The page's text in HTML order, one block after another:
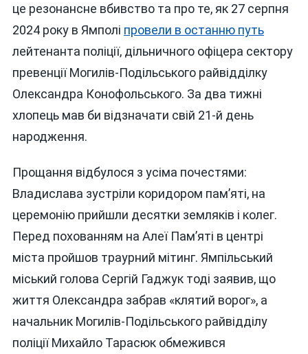
це резонансне вбивство та про те, як 27 серпня
2024 року в Ямполі провели в останню путь
лейтенанта поліції, дільничного офіцера сектору
превенції Могилів-Подільського райвідділку
Олександра Конофольського. За два тижні
хлопець мав би відзначати свій 21-й день
народження.
Прощання відбулося з усіма почестями:
Владислава зустріли коридором пам’яті, на
церемонію прийшли десятки земляків і колег.
Перед похованням на Алеї Пам’яті в центрі
міста пройшов траурний мітинг. Ямпільський
міський голова Сергій Гаджук тоді заявив, що
життя Олександра забрав «клятий ворог», а
начальник Могилів-Подільського райвідділу
поліції Михайло Тарасюк обмежився